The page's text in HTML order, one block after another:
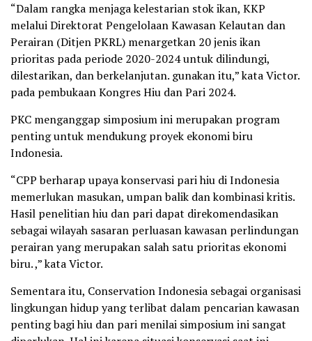
“Dalam rangka menjaga kelestarian stok ikan, KKP
melalui Direktorat Pengelolaan Kawasan Kelautan dan
Perairan (Ditjen PKRL) menargetkan 20 jenis ikan
prioritas pada periode 2020-2024 untuk dilindungi,
dilestarikan, dan berkelanjutan. gunakan itu,” kata Victor.
pada pembukaan Kongres Hiu dan Pari 2024.
PKC menganggap simposium ini merupakan program
penting untuk mendukung proyek ekonomi biru
Indonesia.
“CPP berharap upaya konservasi pari hiu di Indonesia
memerlukan masukan, umpan balik dan kombinasi kritis.
Hasil penelitian hiu dan pari dapat direkomendasikan
sebagai wilayah sasaran perluasan kawasan perlindungan
perairan yang merupakan salah satu prioritas ekonomi
biru. ,” kata Victor.
Sementara itu, Conservation Indonesia sebagai organisasi
lingkungan hidup yang terlibat dalam pencarian kawasan
penting bagi hiu dan pari menilai simposium ini sangat